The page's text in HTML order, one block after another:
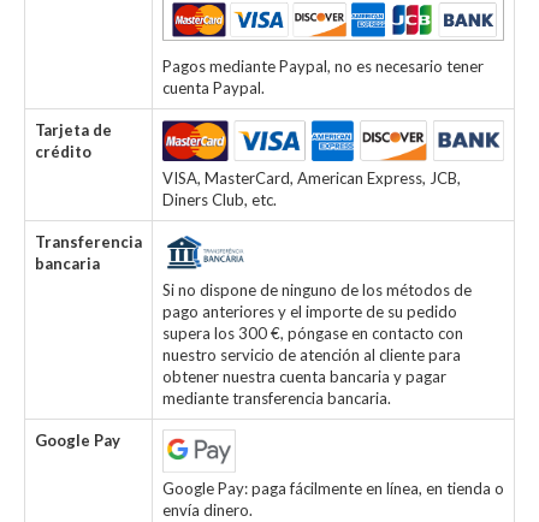
Pagos mediante Paypal, no es necesario tener
cuenta Paypal.
Tarjeta de
crédito
VISA, MasterCard, American Express, JCB,
Diners Club, etc.
Transferencia
bancaria
Si no dispone de ninguno de los métodos de
pago anteriores y el importe de su pedido
supera los 300 €, póngase en contacto con
nuestro servicio de atención al cliente para
obtener nuestra cuenta bancaria y pagar
mediante transferencia bancaria.
Google Pay
Google Pay: paga fácilmente en línea, en tienda o
envía dinero.